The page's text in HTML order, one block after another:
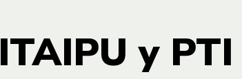
ITAIPU y